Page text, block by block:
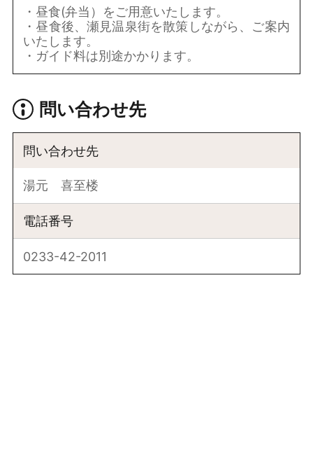
・昼食(弁当）をご用意いたします。
・昼食後、瀬見温泉街を散策しながら、ご案内
いたします。
・ガイド料は別途かかります。
問い合わせ先
問い合わせ先
湯元 喜至楼
電話番号
0233-42-2011